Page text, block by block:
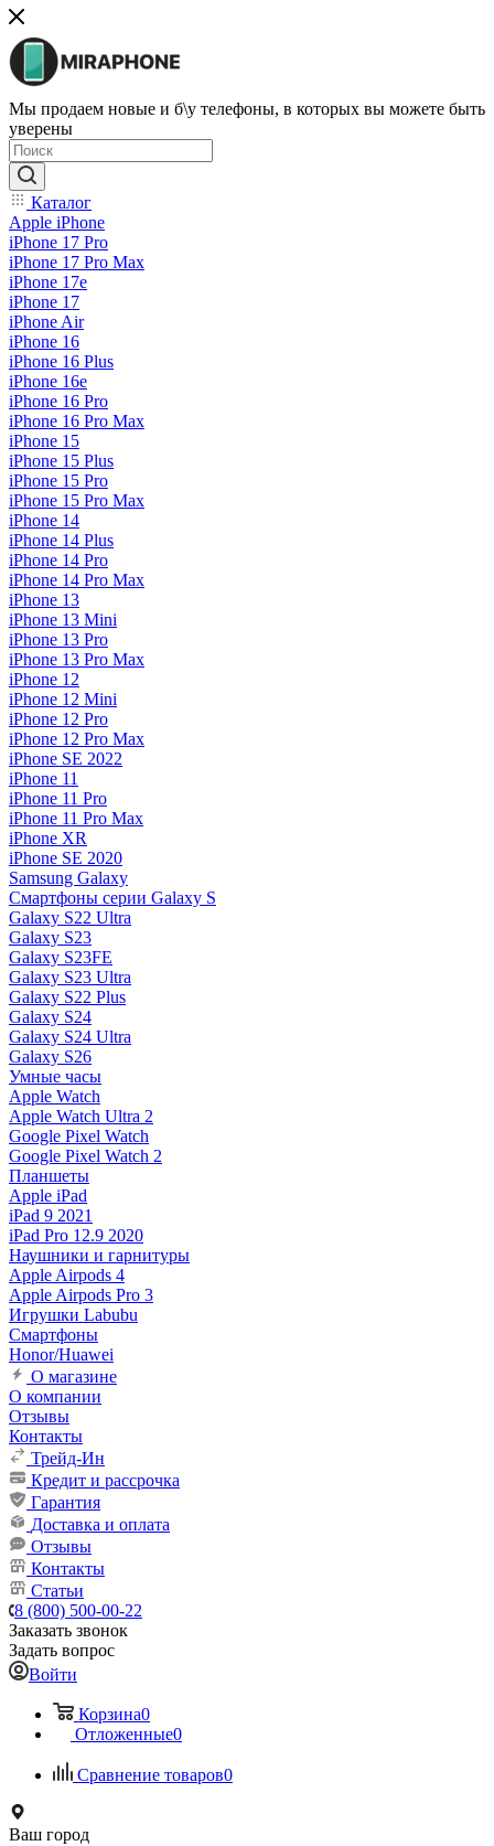
Мы продаем новые и б\у телефоны, в которых вы можете быть
уверены
Каталог
Apple iPhone
iPhone 17 Pro
iPhone 17 Pro Max
iPhone 17e
iPhone 17
iPhone Air
iPhone 16
iPhone 16 Plus
iPhone 16e
iPhone 16 Pro
iPhone 16 Pro Max
iPhone 15
iPhone 15 Plus
iPhone 15 Pro
iPhone 15 Pro Max
iPhone 14
iPhone 14 Plus
iPhone 14 Pro
iPhone 14 Pro Max
iPhone 13
iPhone 13 Mini
iPhone 13 Pro
iPhone 13 Pro Max
iPhone 12
iPhone 12 Mini
iPhone 12 Pro
iPhone 12 Pro Max
iPhone SE 2022
iPhone 11
iPhone 11 Pro
iPhone 11 Pro Max
iPhone XR
iPhone SE 2020
Samsung Galaxy
Смартфоны серии Galaxy S
Galaxy S22 Ultra
Galaxy S23
Galaxy S23FE
Galaxy S23 Ultra
Galaxy S22 Plus
Galaxy S24
Galaxy S24 Ultra
Galaxy S26
Умные часы
Apple Watch
Apple Watch Ultra 2
Google Pixel Watch
Google Pixel Watch 2
Планшеты
Apple iPad
iPad 9 2021
iPad Pro 12.9 2020
Наушники и гарнитуры
Apple Airpods 4
Apple Airpods Pro 3
Игрушки Labubu
Смартфоны
Honor/Huawei
О магазине
О компании
Отзывы
Контакты
Трейд-Ин
Кредит и рассрочка
Гарантия
Доставка и оплата
Отзывы
Контакты
Статьи
8 (800) 500-00-22
Заказать звонок
Задать вопрос
Войти
Корзина0
Отложенные0
Сравнение товаров0
Ваш город